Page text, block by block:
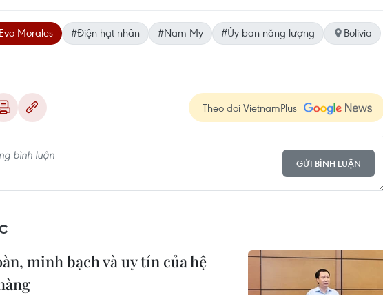
Morales #Điện hạt nhân #Nam Mỹ #Ủy ban năng lượng
Bolivia
Theo dõi VietnamPlus
GỬI BÌNH LUẬN
minh bạch và uy tín của hệ